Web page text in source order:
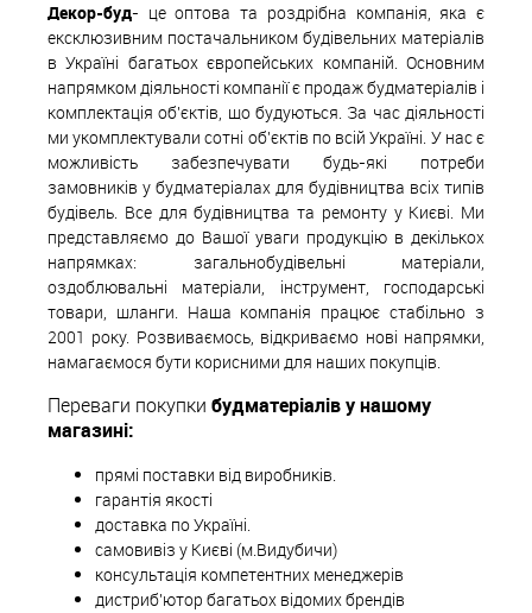
Декор-буд- це оптова та роздрібна компанія, яка є
ексклюзивним постачальником будівельних матеріалів
в Україні багатьох європейських компаній. Основним
напрямком діяльності компанії є продаж будматеріалів і
комплектація об'єктів, що будуються. За час діяльності
ми укомплектували сотні об'єктів по всій Україні. У нас є
можливість забезпечувати будь-які потреби
замовників у будматеріалах для будівництва всіх типів
будівель. Все для будівництва та ремонту у Києві. Ми
представляємо до Вашої уваги продукцію в декількох
напрямках: загальнобудівельні матеріали,
оздоблювальні матеріали, інструмент, господарські
товари, шланги. Наша компанія працює стабільно з
2001 року. Розвиваємось, відкриваємо нові напрямки,
намагаємося бути корисними для наших покупців.
Переваги покупки будматеріалів у нашому
магазині:
прямі поставки від виробників.
гарантія якості
доставка по Україні.
самовивіз у Києві (м.Видубичи)
консультація компетентних менеджерів
дистриб'ютор багатьох відомих брендів